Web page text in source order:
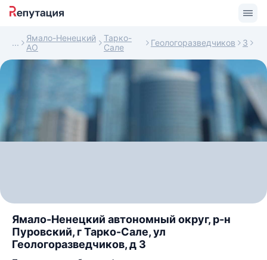
Ямало-Ненецкий
АО
Тарко-
Сале
Геологоразведчиков 3
Ямало-Ненецкий автономный округ, р-н
Пуровский, г Тарко-Сале, ул
Геологоразведчиков, д 3